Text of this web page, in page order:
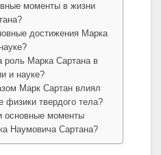
моменты в жизни
достижения Марка
роль Марка Сартана в
и науке?
Марк Сартан влиял
физики твердого тела?
основные моменты
Наумовича Сартана?